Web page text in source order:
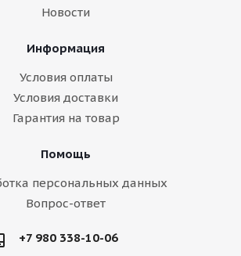
Новости
Информация
Условия оплаты
Условия доставки
Гарантия на товар
Помощь
персональных данных
Вопрос-ответ
+7 980 338-10-06